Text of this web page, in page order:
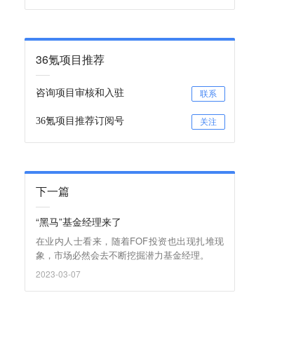
36氪项目推荐
咨询项目审核和入驻 联系
36氪项目推荐订阅号 关注
下一篇
“黑马”基金经理来了
在业内人士看来，随着FOF投资也出现扎堆现
象，市场必然会去不断挖掘潜力基金经理。
2023-03-07